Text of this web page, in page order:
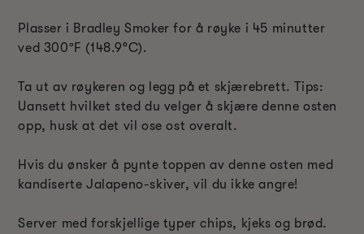
Plasser i Bradley Smoker for å røyke i 45 minutter
ved 300ºF (148.9°C).
Ta ut av røykeren og legg på et skjærebrett. Tips:
Uansett hvilket sted du velger å skjære denne osten
opp, husk at det vil ose ost overalt.
Hvis du ønsker å pynte toppen av denne osten med
kandiserte Jalapeno-skiver, vil du ikke angre!
Server med forskjellige typer chips, kjeks og brød.